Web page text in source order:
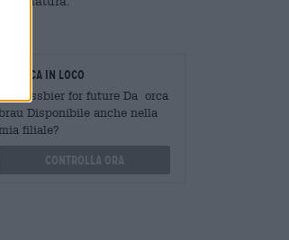
Verifica in loco
È weissbier for future Da orca
Disponibile anche nella
filiale?
Controlla ora